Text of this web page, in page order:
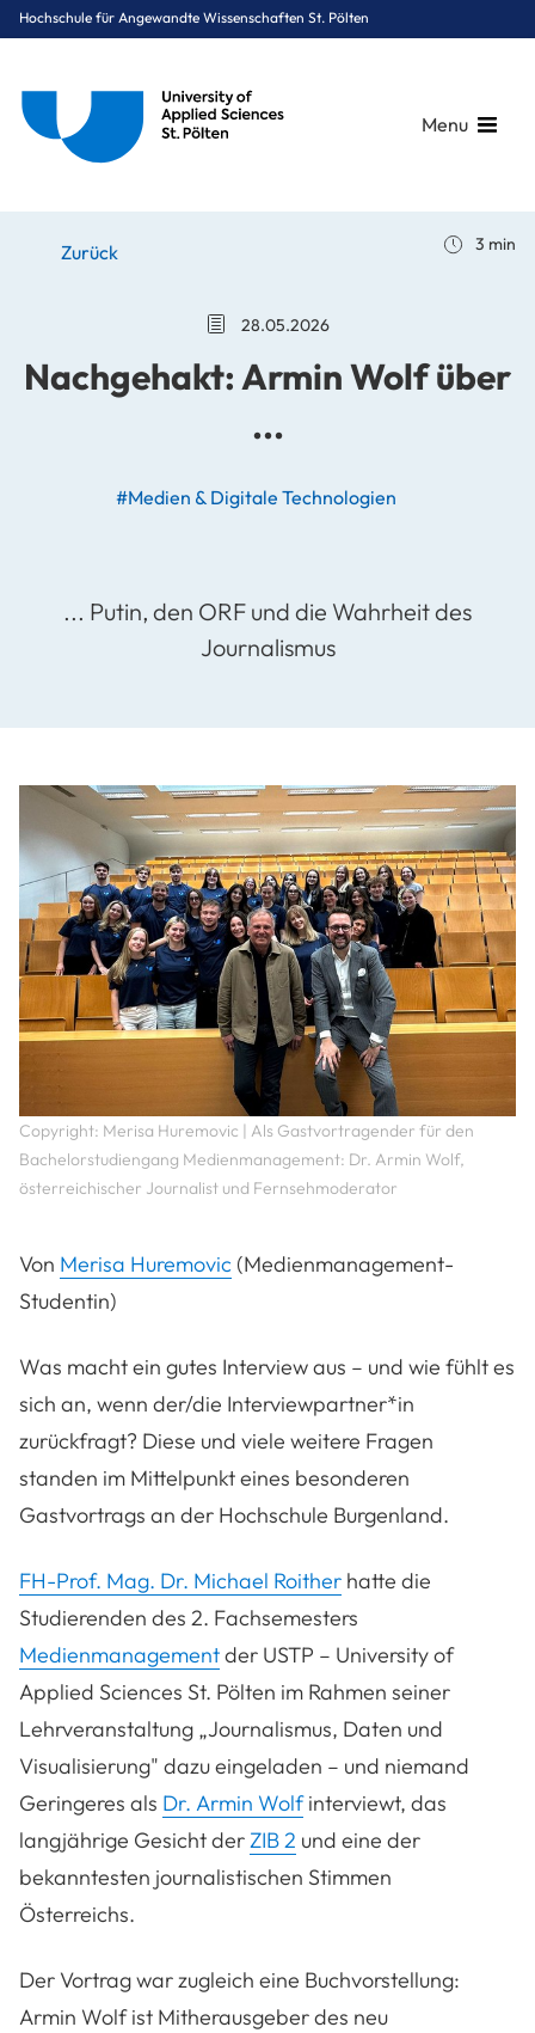
Hochschule für Angewandte Wissenschaften St. Pölten
Menu
Armin Wolf über ...
Zurück 3 min
Nachgehakt: Armin Wolf über
...
#Medien & Digitale Technologien
28.05.2026
... Putin, den ORF und die Wahrheit des
Journalismus
Copyright: Merisa Huremovic | Als Gastvortragender für den
Bachelorstudiengang Medienmanagement: Dr. Armin Wolf,
österreichischer Journalist und Fernsehmoderator
Von Merisa Huremovic (Medienmanagement-
Studentin)
Was macht ein gutes Interview aus – und wie fühlt es
sich an, wenn der/die Interviewpartner*in
zurückfragt? Diese und viele weitere Fragen
standen im Mittelpunkt eines besonderen
Gastvortrags an der Hochschule Burgenland.
FH-Prof. Mag. Dr. Michael Roither hatte die
Studierenden des 2. Fachsemesters
Medienmanagementder USTP – University of
Applied Sciences St. Pölten im Rahmen seiner
Lehrveranstaltung „Journalismus, Daten und
Visualisierung" dazu eingeladen – und niemand
Geringeres als Dr. Armin Wolf interviewt, das
langjährige Gesicht derZIB 2 und eine der
bekanntesten journalistischen Stimmen
Österreichs.
Der Vortrag war zugleich eine Buchvorstellung:
Armin Wolf ist Mitherausgeber des neu